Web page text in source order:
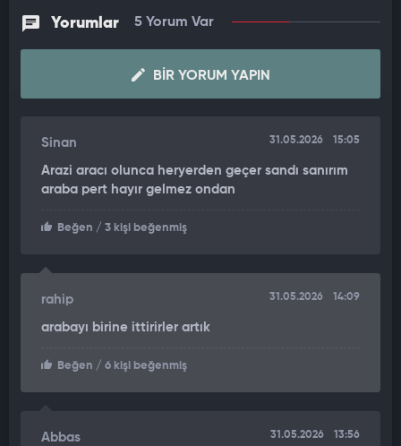
içerisinde mahsur kaldı.
Yaklaşık 1,5 ila 2 metre derinliğindeki suyun içerisinde kalan
araçta kısa süreli panik yaşanırken, aynı bölgede bulunan
arazili aracın yardımıyla sudan çıkarıldı.
"Kapılar açılınca araçtaki su tahliye edildi"
Sudan çıkarılan aracın içerisine dolan su, kapıların açılmasıyla
dolduğu görülürken, kurtarma çalışmalarına katılan
vatandaşlar araç içerisindeki suyun tahliye edilmesini
sağladı.Kurtarma çalışmasının ardından yapılan kontrollerde
aracın motoruna su girdiği belirlendi. Çalıştırılamayan araç,
Olayda herhangi bir yaralanma yaşanmazken, araçta maddi
bulunan vatandaşlar tarafından cep telefonu kameralarıyla
Yorumlar 5 Yorum Var
BIR YORUM YAPIN
Sinan 31.05.2026 15:05
Arazi aracı olunca heryerden geçer sandı sanırım
araba pert hayır gelmez ondan
Beğen / 3 kişi beğenmiş
rahip 31.05.2026 14:09
arabayı birine ittirirler artık
Beğen / 6 kişi beğenmiş
Abbas 31.05.2026 13:56